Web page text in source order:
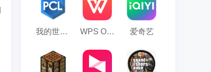
我的世界PCL2启动器 WPS Office 2023 爱奇艺